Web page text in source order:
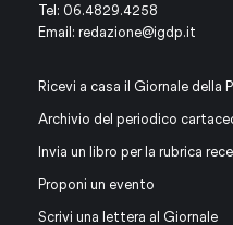
Tel: 06.4829.4258
Email: redazione@igdp.it
Ricevi a casa il Giornale della
Archivio del periodico
Invia un libro per la rubrica
Proponi un evento
Scrivi una lettera al Giornale